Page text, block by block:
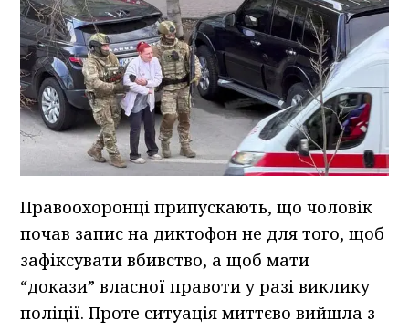
Правоохоронці припускають, що чоловік
почав запис на диктофон не для того, щоб
зафіксувати вбивство, а щоб мати
“докази” власної правоти у разі виклику
поліції. Проте ситуація миттєво вийшла з-